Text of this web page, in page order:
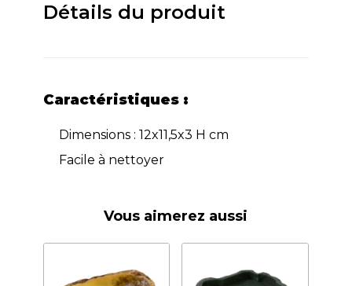
Détails du produit
Caractéristiques :
Dimensions : 12x11,5x3 H cm
Facile à nettoyer
Vous aimerez aussi